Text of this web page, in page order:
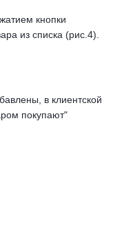
кнопки
из списка (рис.4).
в клиентской
покупают"